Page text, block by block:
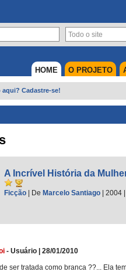
O PROJETO
HOME
aqui? Cadastre-se!
A Incrível História da
Ficção De Marcelo Santiago | 2004
- Usuário
28/01/2010
ser tratada como branca ??... Ela